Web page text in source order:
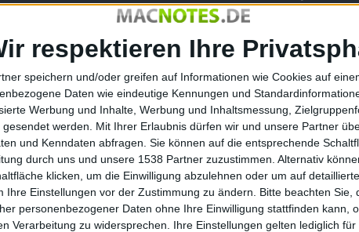
respektieren Ihre
speichern und/oder greifen auf Informationen wie Cookies auf
Daten wie eindeutige Kennungen und
Werbung und Inhalte, Werbung und Inhaltsmessung,
werden.
Mit Ihrer Erlaubnis dürfen wir und unsere Partner
und Kenndaten abfragen. Sie können auf die entsprechende
durch uns und unsere 1538 Partner zuzustimmen. Alternativ
klicken, um die Einwilligung abzulehnen oder um auf
Ihre Einstellungen vor der Zustimmung zu ändern.
Bitte beachten Sie,
personenbezogener Daten ohne Ihre Einwilligung stattfinden kann,
Verarbeitung zu widersprechen. Ihre Einstellungen gelten lediglich
seinen dritten Geburtstag nicht mehr feiern.
Seitdem wurden offenbar nicht genügen virtuelle
zu dem Schritt entschließt und das Spiel einstampft.
März dieses Jahres abgeschaltet.
einsetzen möchte, „sich darauf zu konzentrieren, den
gehört FIFA Superstars wohl zu den weniger
diese Laut EA noch vor dem 31. März ausgeben, weil